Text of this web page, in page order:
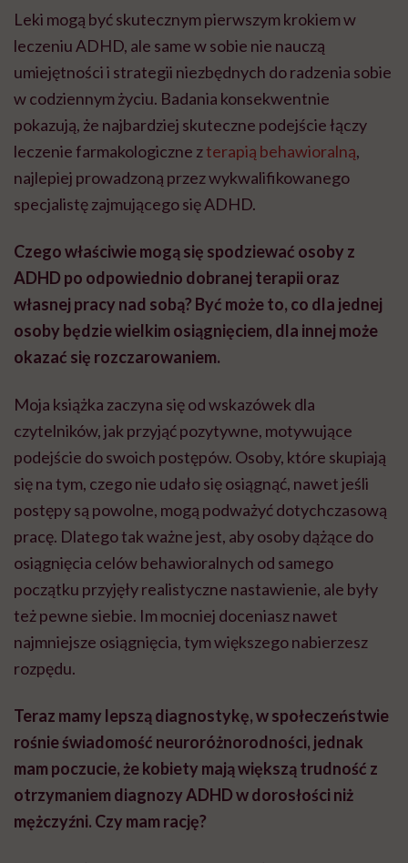
Leki mogą być skutecznym pierwszym krokiem w
leczeniu ADHD, ale same w sobie nie nauczą
umiejętności i strategii niezbędnych do radzenia sobie
w codziennym życiu. Badania konsekwentnie
pokazują, że najbardziej skuteczne podejście łączy
leczenie farmakologiczne zterapią behawioralną,
najlepiej prowadzoną przez wykwalifikowanego
specjalistę zajmującego się ADHD.
Czego właściwie mogą się spodziewać osoby z
ADHD po odpowiednio dobranej terapii oraz
własnej pracy nad sobą? Być może to, co dla jednej
osoby będzie wielkim osiągnięciem, dla innej może
okazać się rozczarowaniem.
Moja książka zaczyna się od wskazówek dla
czytelników, jak przyjąć pozytywne, motywujące
podejście do swoich postępów. Osoby, które skupiają
się na tym, czego nie udało się osiągnąć, nawet jeśli
postępy są powolne, mogą podważyć dotychczasową
pracę. Dlatego tak ważne jest, aby osoby dążące do
osiągnięcia celów behawioralnych od samego
początku przyjęły realistyczne nastawienie, ale były
też pewne siebie. Im mocniej doceniasz nawet
najmniejsze osiągnięcia, tym większego nabierzesz
rozpędu.
Teraz mamy lepszą diagnostykę, w społeczeństwie
rośnie świadomość neuroróżnorodności, jednak
mam poczucie, że kobiety mają większą trudność z
otrzymaniem diagnozy ADHD w dorosłości niż
mężczyźni. Czy mam rację?